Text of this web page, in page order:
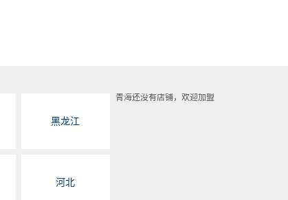
黑龙江
河北
青海还没有店铺，欢迎加盟